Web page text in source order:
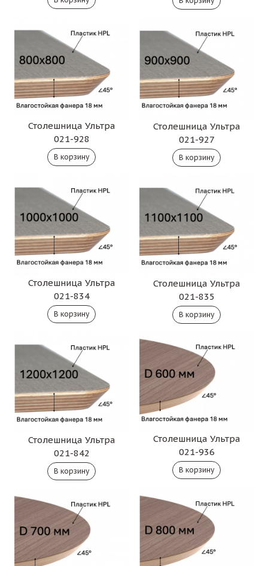
Столешница Ультра
021-928
Столешница Ультра
021-927
Столешница Ультра
021-834
Столешница Ультра
021-835
Столешница Ультра
021-842
Столешница Ультра
021-936